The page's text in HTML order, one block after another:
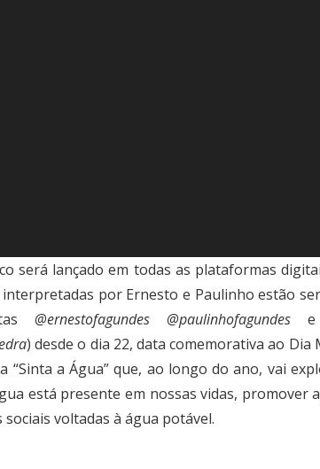
será lançado em todas as plataformas
interpretadas por Ernesto e Paulinho estão
@ernestofagundes @paulinhofagundes e
) desde o dia 22, data comemorativa ao
“Sinta a Água” que, ao longo do ano, vai
está presente em nossas vidas, promover
sociais voltadas à água potável.